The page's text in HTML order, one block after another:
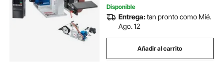
Disponible
Entrega:tan pronto como Mié.
Ago. 12
Añadir al carrito